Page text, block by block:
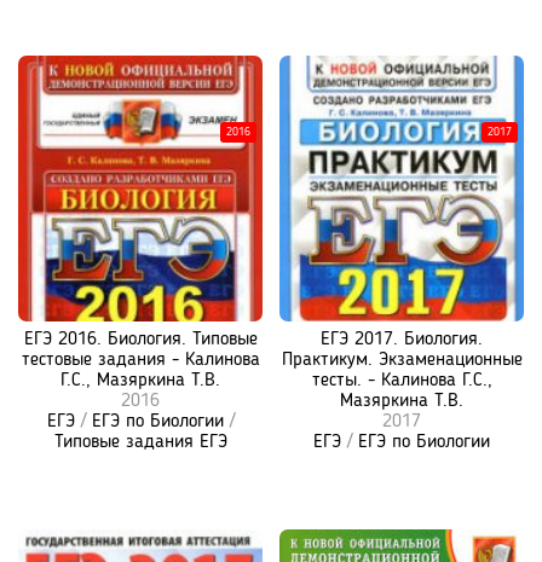
ЕГЭ 2016. Биология. Типовые
тестовые задания - Калинова
Г.С., Мазяркина Т.В.
2016
ЕГЭ/ ЕГЭ по Биологии/
Типовые задания ЕГЭ
2016
ЕГЭ 2017. Биология.
Практикум. Экзаменационные
тесты. - Калинова Г.С.,
Мазяркина Т.В.
2017
ЕГЭ / ЕГЭ по Биологии
2017